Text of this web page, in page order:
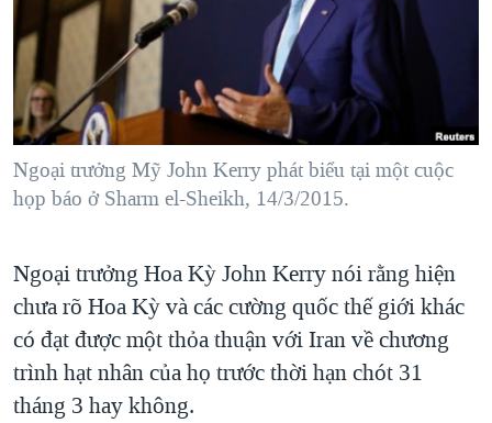
"Tìm"
NGƯỜI VIỆT HẢI NGOẠI
ĐỜI SỐNG
KINH TẾ
KHOA HỌC
SỨC KHOẺ
GIÁO DỤC
TẠI
HÀNH TRÌNH BẦU CỬ 2024
MỘT NĂM CHIẾN TRANH TẠI DẢI GAZA
GIẢI MÃ VÀNH ĐAI & CON ĐƯỜNG
NGÀY TỊ NẠN THẾ GIỚI
TRỊNH VĨNH BÌNH - NGƯỜI HẠ 'BÊN THẮNG CUỘC'
CHI PHÍ CHIẾN TRANH AFGHANISTAN
CÁC GIÁ TRỊ CỘNG HÒA Ở VIỆT NAM
THƯỢNG ĐỈNH TRUMP-KIM TẠI VIỆT NAM
TRỊNH VĨNH BÌNH VS. CHÍNH PHỦ VIỆT NAM
VIDEO
NGHE
MẠNG XÃ HỘI
Ngoại trưởng Mỹ John Kerry phát biểu tại một cuộc
họp báo ở Sharm el-Sheikh, 14/3/2015.
Ngoại trưởng Hoa Kỳ John Kerry nói rằng hiện
chưa rõ Hoa Kỳ và các cường quốc thế giới khác
có đạt được một thỏa thuận với Iran về chương
trình hạt nhân của họ trước thời hạn chót 31
tháng 3 hay không.